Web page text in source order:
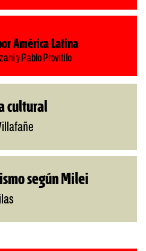
América Latina
y Pablo Provitilo
cultural
según Milei